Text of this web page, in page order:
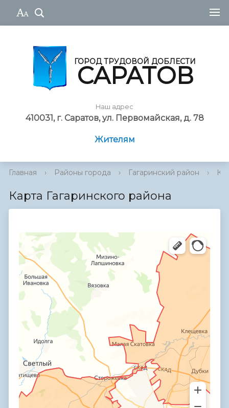
ГОРОД ТРУДОВОЙ ДОБЛЕСТИ
САРАТОВ
Наш адрес
410031, г. Саратов, ул. Первомайская, д. 78
Жителям
Главная › Районы города › Гагаринский район ›
Карта Гагаринского района